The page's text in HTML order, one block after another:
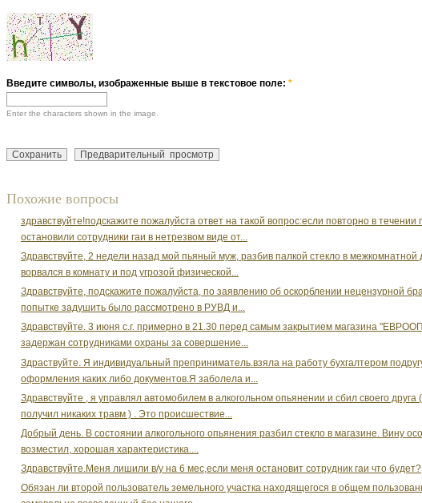
Введите символы, изображенные выше в текстовое поле: *
Enter the characters shown in the image.
Похожие вопросы
здравствуйте!подскажите пожалуйста ответ на такой вопрос:если повторно в течении
остановили сотрудники гаи в нетрезвом виде от...
Здравствуйте, 2 недели назад мой пьяный муж, разбив палкой стекло в межкомнатной
ворвался в комнату и под угрозой физической...
Здравствуйте, подскажите пожалуйста, по заявлению об оскорблении нецензурной
попытке задушить было рассмотрено в РУВД и...
Здравствуйте. 3 июня с.г. примерно в 21.30 перед самым закрытием магазина
задержан сотрудниками охраны за совершение...
Здраствуйте. Я индивидуальный преприниматель.взяла на работу бухгалтером
оформления каких либо документов.Я заболела и...
Здравствуйте , я управлял автомобилем в алкогольном опьянении и сбил своего друга
получил никаких травм ) . Это происшествие...
Добрый день. В состоянии алкогольного опьянения разбил стекло в магазине. Вину
возместил, хорошая характеристика....
Здравствуйте.Меня лишили в/у на 6 мес,если меня остановит сотрудник гаи что будет?
Обязан ли второй пользователь земельного участка находящегося в общем